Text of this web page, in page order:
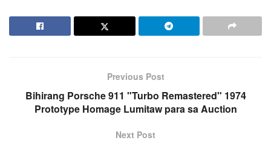
Previous Post
Bihirang Porsche 911 "Turbo Remastered" 1974
Prototype Homage Lumitaw para sa Auction
Next Post